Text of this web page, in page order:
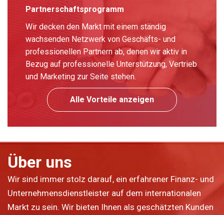
Partnerschaftsprogramm
Wir decken den Markt mit einem ständig
wachsenden Netzwerk von Geschäfts- und
professionellen Partnern ab, denen wir aktiv in
Bezug auf professionelle Unterstützung, Vertrieb
und Marketing zur Seite stehen.
Alle Vorteile anzeigen
Über uns
Wir sind immer stolz darauf, ein erfahrener Finanz- und
Unternehmensdienstleister auf dem internationalen
Markt zu sein. Wir bieten Ihnen als geschätzten Kunden